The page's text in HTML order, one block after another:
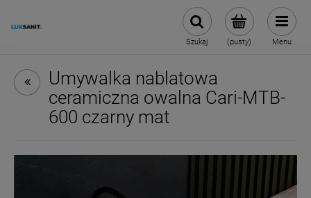
(pusty)
Szukaj Menu
Umywalka nablatowa
ceramiczna owalna Cari-MTB-
600 czarny mat